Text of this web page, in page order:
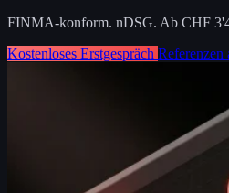
FINMA-konform. nDSG. Ab CHF
Kostenloses Erstgespräch Referenzen